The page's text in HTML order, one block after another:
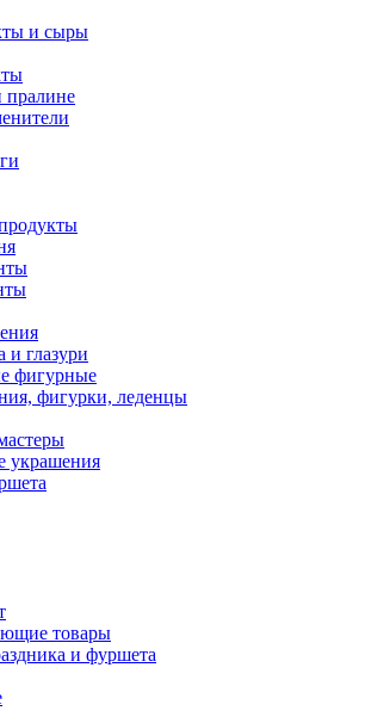
и сыры
пралине
и глазури
фигурные
фигурки, леденцы
украшения
товары
и фуршета